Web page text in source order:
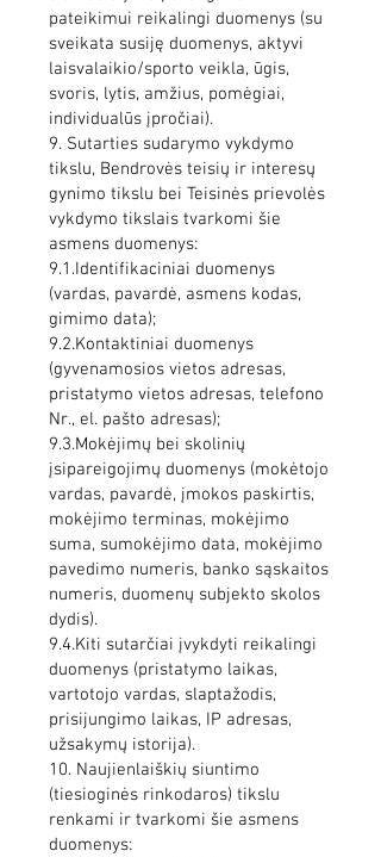
pateikimui reikalingi duomenys (su
sveikata susiję duomenys, aktyvi
laisvalaikio/sporto veikla, ūgis,
svoris, lytis, amžius, pomėgiai,
individualūs įpročiai).
9. Sutarties sudarymo vykdymo
tikslu, Bendrovės teisių ir interesų
gynimo tikslu bei Teisinės prievolės
vykdymo tikslais tvarkomi šie
asmens duomenys:
9.1.Identifikaciniai duomenys
(vardas, pavardė, asmens kodas,
gimimo data);
9.2.Kontaktiniai duomenys
(gyvenamosios vietos adresas,
pristatymo vietos adresas, telefono
Nr., el. pašto adresas);
9.3.Mokėjimų bei skolinių
įsipareigojimų duomenys (mokėtojo
vardas, pavardė, įmokos paskirtis,
mokėjimo terminas, mokėjimo
suma, sumokėjimo data, mokėjimo
pavedimo numeris, banko sąskaitos
numeris, duomenų subjekto skolos
dydis).
9.4.Kiti sutarčiai įvykdyti reikalingi
duomenys (pristatymo laikas,
vartotojo vardas, slaptažodis,
prisijungimo laikas, IP adresas,
užsakymų istorija).
10. Naujienlaiškių siuntimo
(tiesioginės rinkodaros) tikslu
renkami ir tvarkomi šie asmens
duomenys: